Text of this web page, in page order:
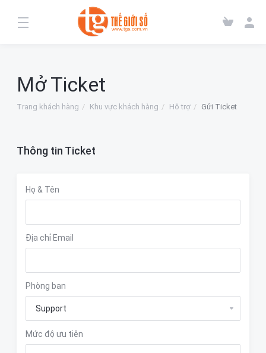
Mở Ticket
Trang khách hàng Khu vực khách hàng Hỗ trợ Gửi Ticket
Thông tin Ticket
Họ & Tên
Địa chỉ Email
Phòng ban
Mức độ ưu tiên